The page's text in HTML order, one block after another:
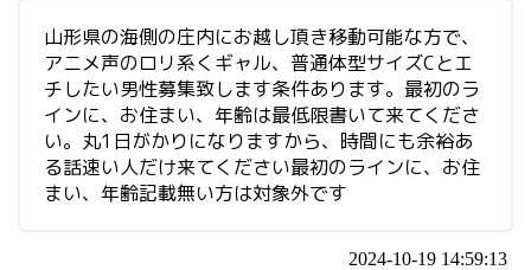
山形県の海側の庄内にお越し頂き移動可能な方で、
アニメ声のロリ系くギャル、普通体型サイズCとエ
チしたい男性募集致します条件あります。最初のラ
インに、お住まい、年齢は最低限書いて来てくださ
い。丸1日がかりになりますから、時間にも余裕あ
る話速い人だけ来てください最初のラインに、お住
まい、年齢記載無い方は対象外です
2024-10-19 14:59:13